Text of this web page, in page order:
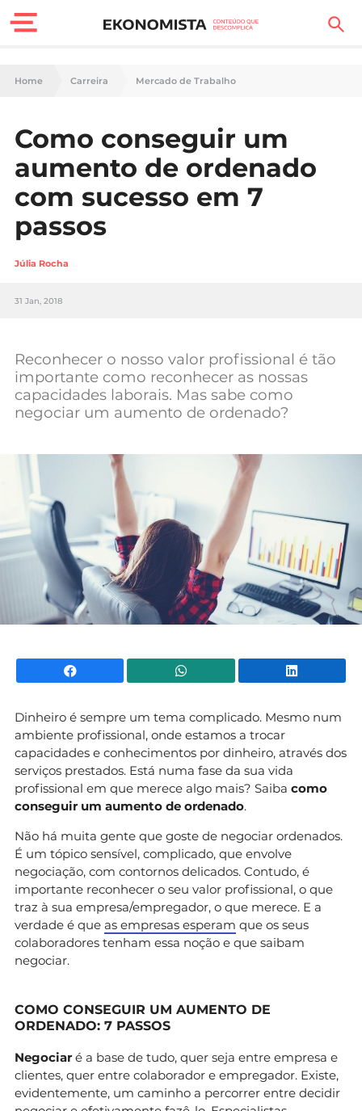
Finanças Pessoais
Carreira
Casa
Lifestyle
Sociedade
Tecnologia
Negócios
Mundial 2026
Home Carreira Mercado de Trabalho
Como conseguir um
aumento de ordenado
com sucesso em 7
passos
Júlia Rocha
31 Jan, 2018
Reconhecer o nosso valor profissional é tão
importante como reconhecer as nossas
capacidades laborais. Mas sabe como
negociar um aumento de ordenado?
Facebook WhatsApp
Dinheiro é sempre um tema complicado. Mesmo num
ambiente profissional, onde estamos a trocar
capacidades e conhecimentos por dinheiro, através dos
serviços prestados. Está numa fase da sua vida
profissional em que merece algo mais? Saiba como
conseguir um aumento de ordenado.
Não há muita gente que goste de negociar ordenados.
É um tópico sensível, complicado, que envolve
negociação, com contornos delicados. Contudo, é
importante reconhecer o seu valor profissional, o que
traz à sua empresa/empregador, o que merece. E a
verdade é que as empresas esperam que os seus
colaboradores tenham essa noção e que saibam
negociar.
COMO CONSEGUIR UM AUMENTO DE
ORDENADO: 7 PASSOS
Negociar é a base de tudo, quer seja entre empresa e
clientes, quer entre colaborador e empregador. Existe,
evidentemente, um caminho a percorrer entre decidir